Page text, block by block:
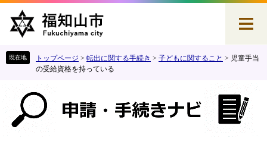
す
。
し
て
文
トップページ > 転出に関する手続き > 子どもに関すること > 児童手当
の受給資格を持っている